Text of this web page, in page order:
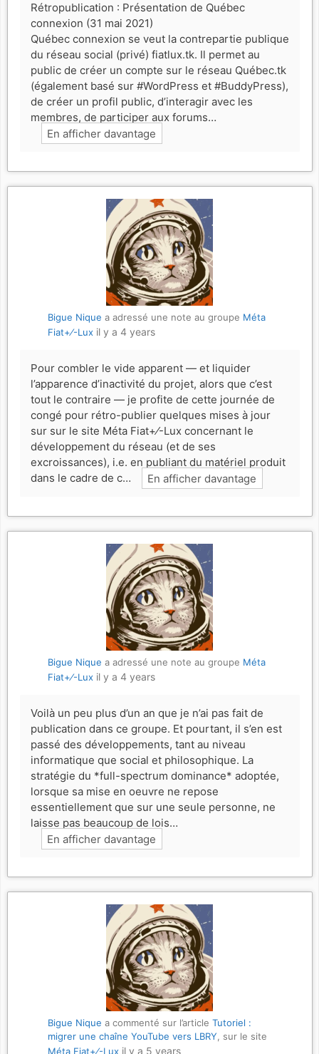
Rétropublication : Présentation de Québec
connexion (31 mai 2021)
Québec connexion se veut la contrepartie publique
du réseau social (privé) fiatlux.tk. Il permet au
public de créer un compte sur le réseau Québec.tk
(également basé sur #WordPress et #BuddyPress),
de créer un profil public, d’interagir avec les
membres, de participer aux forums…
En afficher davantage
Bigue Nique a adressé une note au groupe Méta
Fiat+⁄-Lux il y a 4 years
Pour combler le vide apparent — et liquider
l’apparence d’inactivité du projet, alors que c’est
tout le contraire — je profite de cette journée de
congé pour rétro-publier quelques mises à jour
sur sur le site Méta Fiat+⁄-Lux concernant le
développement du réseau (et de ses
excroissances), i.e. en publiant du matériel produit
dans le cadre de c…
En afficher davantage
Bigue Nique a adressé une note au groupe Méta
Fiat+⁄-Lux il y a 4 years
Voilà un peu plus d’un an que je n’ai pas fait de
publication dans ce groupe. Et pourtant, il s’en est
passé des développements, tant au niveau
informatique que social et philosophique. La
stratégie du *full-spectrum dominance* adoptée,
lorsque sa mise en oeuvre ne repose
essentiellement que sur une seule personne, ne
laisse pas beaucoup de lois…
En afficher davantage
Bigue Nique a commenté sur l’article Tutoriel :
migrer une chaîne YouTube vers LBRY, sur le site
Méta Fiat+⁄-Lux il y a 5 years